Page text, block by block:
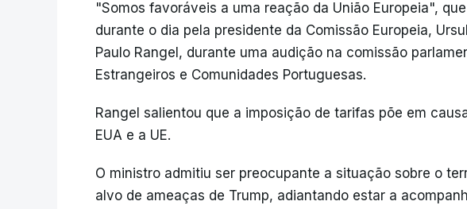
"Somos favoráveis a uma reação da União Europeia",
durante o dia pela presidente da Comissão Europeia,
Paulo Rangel, durante uma audição na comissão
Estrangeiros e Comunidades Portuguesas.
Rangel salientou que a imposição de tarifas põe em
EUA e a UE.
O ministro admitiu ser preocupante a situação sobre o
alvo de ameaças de Trump, adiantando estar a